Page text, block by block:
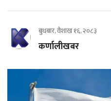
बुधबार, वैशाख १६, २०८३
कर्णालीखबर